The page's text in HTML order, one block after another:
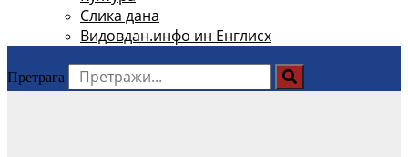
Слика дана
Видовдан.инфо ин Енглисх
Претрага